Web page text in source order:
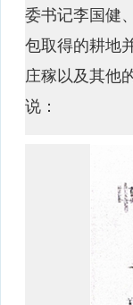
委书记李国健
包取得的耕地
庄稼以及其他
说：